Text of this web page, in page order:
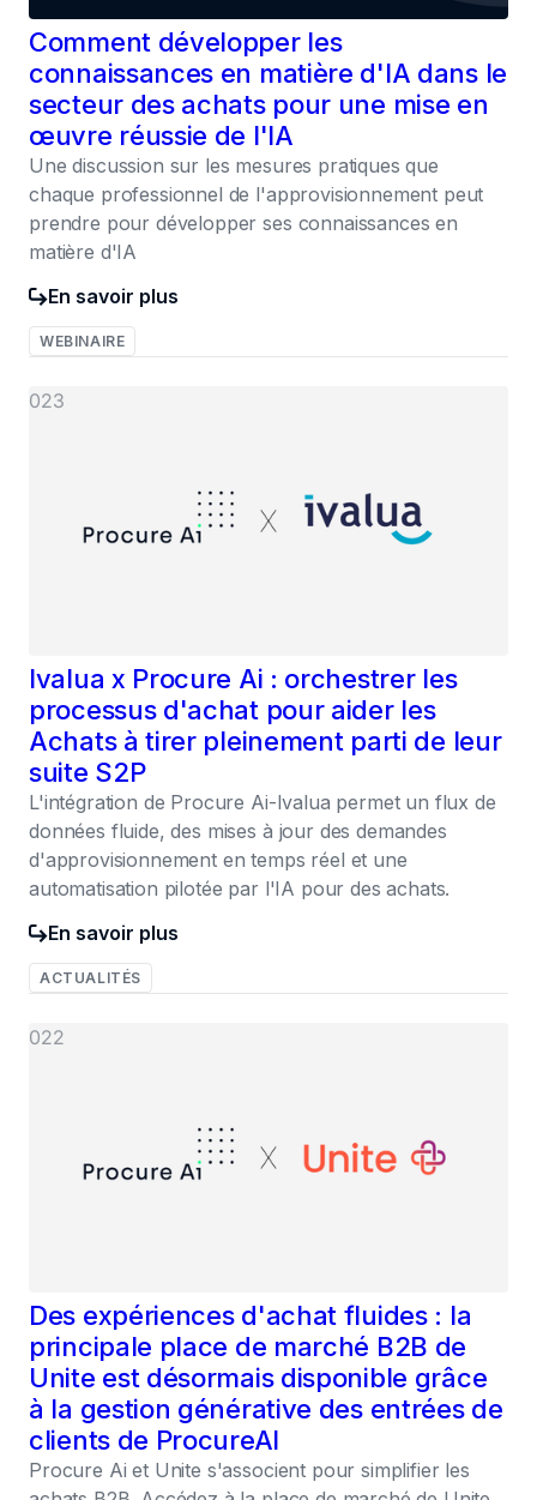
Comment développer les
connaissances en matière d'IA dans le
secteur des achats pour une mise en
œuvre réussie de l'IA
Une discussion sur les mesures pratiques que
chaque professionnel de l'approvisionnement peut
prendre pour développer ses connaissances en
matière d'IA
En savoir plus
WEBINAIRE
Ivalua x Procure Ai : orchestrer les
processus d'achat pour aider les
Achats à tirer pleinement parti de leur
suite S2P
L'intégration de Procure Ai-Ivalua permet un flux de
données fluide, des mises à jour des demandes
d'approvisionnement en temps réel et une
automatisation pilotée par l'IA pour des achats.
En savoir plus
ACTUALITÉS
023
Des expériences d'achat fluides : la
principale place de marché B2B de
Unite est désormais disponible grâce
à la gestion générative des entrées de
clients de ProcureAI
Procure Ai et Unite s'associent pour simplifier les
022